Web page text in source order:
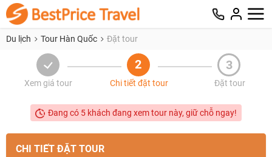
Du lịch Tour Hàn Quốc Đặt tour
Xem giá tour
2
Chi tiết đặt tour
3
Đặt tour
Đang có 5 khách đang xem tour này, giữ chỗ ngay!
CHI TIẾT ĐẶT TOUR